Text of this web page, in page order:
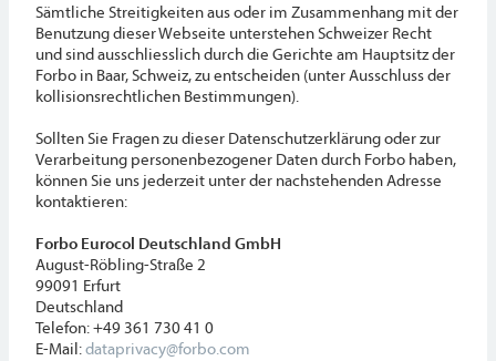
Sämtliche Streitigkeiten aus oder im Zusammenhang mit der
Benutzung dieser Webseite unterstehen Schweizer Recht
und sind ausschliesslich durch die Gerichte am Hauptsitz der
Forbo in Baar, Schweiz, zu entscheiden (unter Ausschluss der
kollisionsrechtlichen Bestimmungen).
Sollten Sie Fragen zu dieser Datenschutzerklärung oder zur
Verarbeitung personenbezogener Daten durch Forbo haben,
können Sie uns jederzeit unter der nachstehenden Adresse
kontaktieren:
Forbo Eurocol Deutschland GmbH
August-Röbling-Straße 2
99091 Erfurt
Deutschland
Telefon: +49 361 730 41 0
E-Mail:dataprivacy@forbo.com